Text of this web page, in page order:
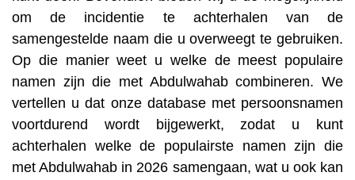
om de incidentie te achterhalen van de
samengestelde naam die u overweegt te gebruiken.
Op die manier weet u welke de meest populaire
namen zijn die met Abdulwahab combineren. We
vertellen u dat onze database met persoonsnamen
voortdurend wordt bijgewerkt, zodat u kunt
achterhalen welke de populairste namen zijn die
met Abdulwahab in 2026 samengaan, wat u ook kan